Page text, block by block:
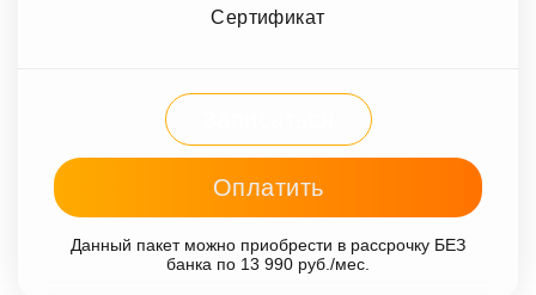
Сертификат
Оплатить
Данный пакет можно приобрести в рассрочку БЕЗ
банка по 13 990 руб./мес.